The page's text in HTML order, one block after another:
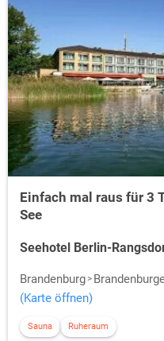
Einfach mal raus für 3
See
Seehotel Berlin-
Brandenburg
(Karte öffnen)
Sauna Ruheraum